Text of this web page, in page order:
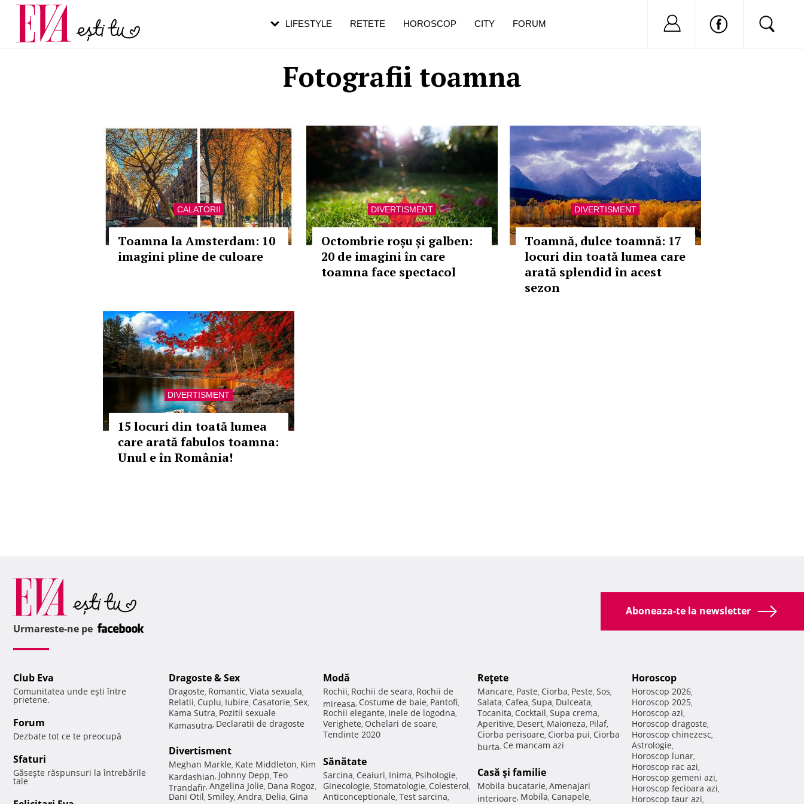
Fotografii toamna
CALATORII
Toamna la Amsterdam: 10
imagini pline de culoare
DIVERTISMENT
Octombrie roșu și galben:
20 de imagini în care
toamna face spectacol
DIVERTISMENT
Toamnă, dulce toamnă: 17
locuri din toată lumea care
arată splendid în acest
sezon
DIVERTISMENT
15 locuri din toată lumea
care arată fabulos toamna:
Unul e în România!
LIFESTYLE RETETE HOROSCOP CITY FORUM Nu ai cont?
Carieră
Actualitate
pe măsură ce înaintezi în vârstă
de dureroasă este investigația
Aboneaza-te la newsletter
Urmareste-ne pe
Club Eva
Comunitatea unde eşti între
prietene.
Forum
Dezbate tot ce te preocupă
Sfaturi
Găseşte răspunsuri la întrebările
tale
Dragoste & Sex
Dragoste, Romantic, Viata sexuala,
Relatii, Cuplu, Iubire, Casatorie, Sex,
Kama Sutra, Pozitii sexuale
Kamasutra, Declaratii de dragoste
Divertisment
Meghan Markle, Kate Middleton, Kim
Kardashian, Johnny Depp, Teo
Trandafir, Angelina Jolie, Dana Rogoz,
Dani Otil, Smiley, Andra, Delia, Gina
Modă
Rochii, Rochii de seara, Rochii de
mireasa, Costume de baie, Pantofi,
Rochii elegante, Inele de logodna,
Verighete, Ochelari de soare,
Tendinte 2020
Sănătate
Sarcina, Ceaiuri, Inima, Psihologie,
Ginecologie, Stomatologie, Colesterol,
Anticonceptionale, Test sarcina,
Reţete
Mancare, Paste, Ciorba, Peste, Sos,
Salata, Cafea, Supa, Dulceata,
Tocanita, Cocktail, Supa crema,
Aperitive, Desert, Maioneza, Pilaf,
Ciorba perisoare, Ciorba pui, Ciorba
burta, Ce mancam azi
Casă şi familie
Mobila bucatarie, Amenajari
interioare, Mobila, Canapele,
Horoscop
Horoscop 2026,
Horoscop 2025,
Horoscop azi,
Horoscop dragoste,
Horoscop chinezesc,
Astrologie,
Horoscop lunar,
Horoscop rac azi,
Horoscop gemeni azi,
Horoscop fecioara azi,
Horoscop taur azi,